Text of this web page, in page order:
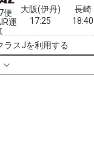
便
運
大阪(伊丹)
17:25
長崎
18:40
ラスJを利用する